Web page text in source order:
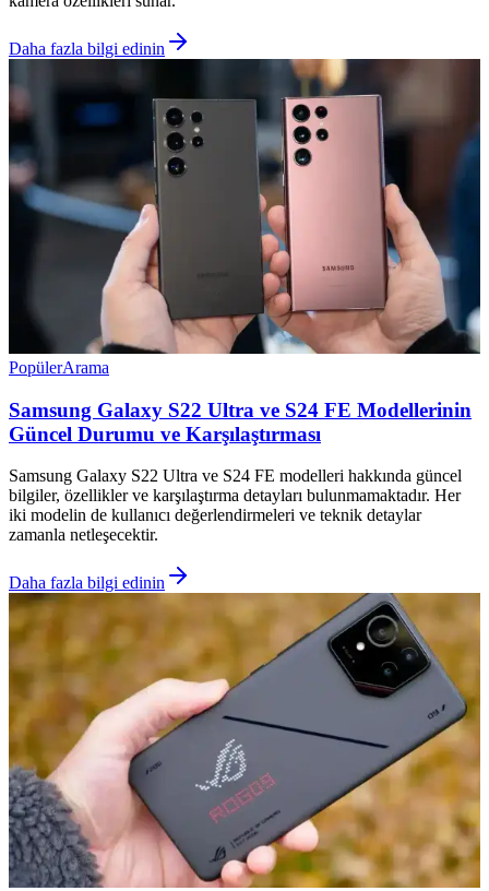
Daha fazla bilgi edinin
PopülerArama
Samsung Galaxy S22 Ultra ve S24 FE Modellerinin
Güncel Durumu ve Karşılaştırması
Samsung Galaxy S22 Ultra ve S24 FE modelleri hakkında güncel
bilgiler, özellikler ve karşılaştırma detayları bulunmamaktadır. Her
iki modelin de kullanıcı değerlendirmeleri ve teknik detaylar
zamanla netleşecektir.
Daha fazla bilgi edinin